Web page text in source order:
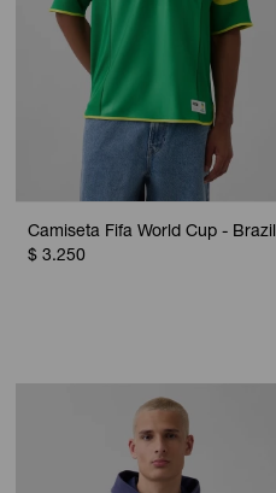
Camiseta Fifa World Cup - Brazil
$ 3.250